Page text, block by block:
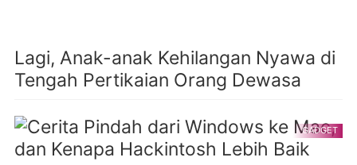
Lagi, Anak-anak Kehilangan Nyawa di
Tengah Pertikaian Orang Dewasa
GADGET